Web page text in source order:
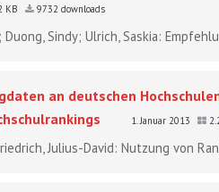
KB 9732 downloads
Sindy; Ulrich, Saskia:
an deutschen
1. Januar 2013
Julius-David: Nutzung von